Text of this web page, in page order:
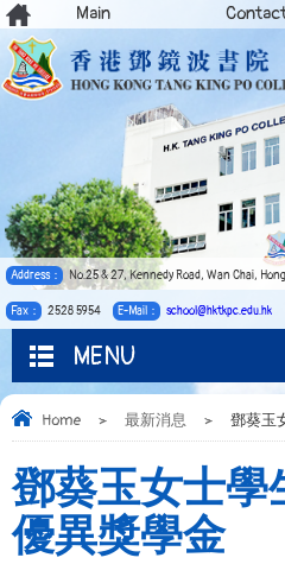
Address： No.25 & 27, Kennedy Road, Wan Chai,
Fax： 2528 5954 E-Mail： school@hktkpc.edu.hk
Main
MENU
Home > 最新消息 > 鄧葵玉
鄧葵玉女士學
優異獎學金